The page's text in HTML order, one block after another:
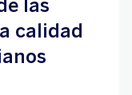
las
calidad